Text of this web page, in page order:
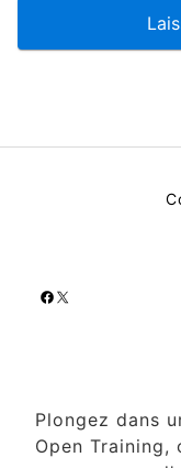
Facebook
X
Plongez dans
Open Training,